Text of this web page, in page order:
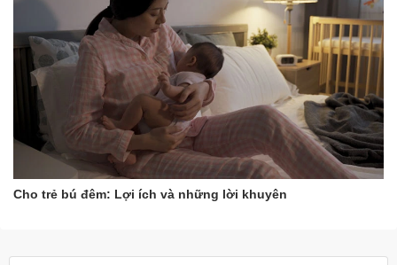
Cho trẻ bú đêm: Lợi ích và những lời khuyên